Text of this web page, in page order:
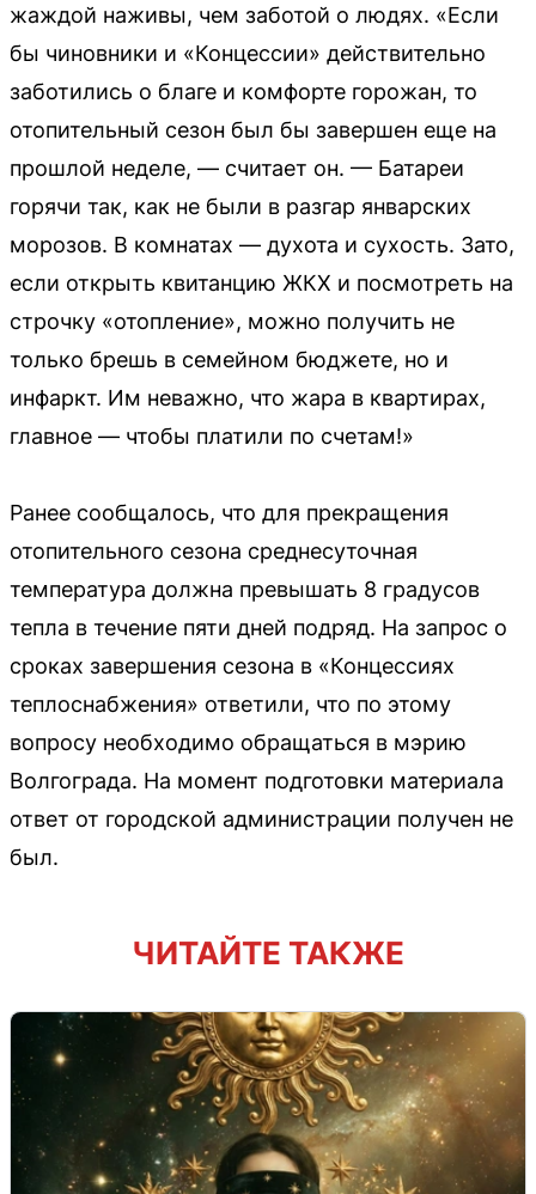
жаждой наживы, чем заботой о людях. «Если
бы чиновники и «Концессии» действительно
заботились о благе и комфорте горожан, то
отопительный сезон был бы завершен еще на
прошлой неделе, — считает он. — Батареи
горячи так, как не были в разгар январских
морозов. В комнатах — духота и сухость. Зато,
если открыть квитанцию ЖКХ и посмотреть на
строчку «отопление», можно получить не
только брешь в семейном бюджете, но и
инфаркт. Им неважно, что жара в квартирах,
главное — чтобы платили по счетам!»
Ранее сообщалось, что для прекращения
отопительного сезона среднесуточная
температура должна превышать 8 градусов
тепла в течение пяти дней подряд. На запрос о
сроках завершения сезона в «Концессиях
теплоснабжения» ответили, что по этому
вопросу необходимо обращаться в мэрию
Волгограда. На момент подготовки материала
ответ от городской администрации получен не
был.
ЧИТАЙТЕ ТАКЖЕ